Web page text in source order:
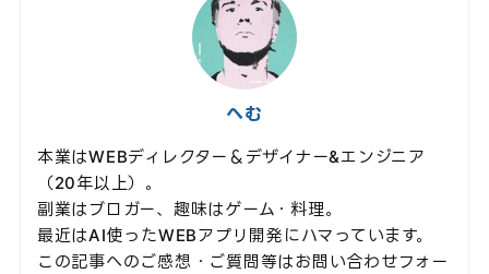
へむ
本業はWEBディレクター＆デザイナー&エンジニア
（20年以上）。
副業はブロガー、趣味はゲーム・料理。
最近はAI使ったWEBアプリ開発にハマっています。
この記事へのご感想・ご質問等はお問い合わせフォー